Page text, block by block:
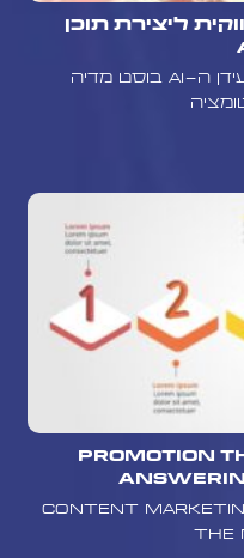
ליצירת תוכן
מהפכת האוטומציה השיווקית בעידן ה-AI בוסט מדיה
Promotion
Content
the